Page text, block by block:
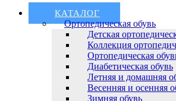
КАТАЛОГ
Ортопедическая обувь
Детская
Коллекция
Ортопедическая
Диабетическая обувь
Летняя и домашняя
Весенняя и осенняя
Зимняя обувь